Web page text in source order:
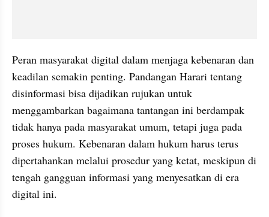
Peran masyarakat digital dalam menjaga kebenaran dan
keadilan semakin penting. Pandangan Harari tentang
disinformasi bisa dijadikan rujukan untuk
menggambarkan bagaimana tantangan ini berdampak
tidak hanya pada masyarakat umum, tetapi juga pada
proses hukum. Kebenaran dalam hukum harus terus
dipertahankan melalui prosedur yang ketat, meskipun di
tengah gangguan informasi yang menyesatkan di era
digital ini.